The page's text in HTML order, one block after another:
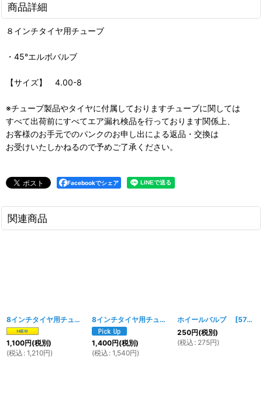
商品詳細
８インチタイヤ用チューブ
・45°エルボバルブ
【サイズ】 4.00-8
※チューブ製品やタイヤに付属しておりますチューブに関しては
すべて出荷前にすべてエア漏れ検品を行っております関係上、
お客様のお手元でのパンクのお申し出による返品・交換は
お受けいたしかねるので予めご了承ください。
Facebookでシェア
関連商品
8インチタイヤ用チューブ 3.5-8(ストレートバルブ） [1685w]
1,100円(税別)
(税込 : 1,210円)
8インチタイヤ用チューブ 5.00-8 [1846w ]
1,400円(税別)
(税込 : 1,540円)
ホイールバルブ [572w
250円(税別)
(税込 : 275円)